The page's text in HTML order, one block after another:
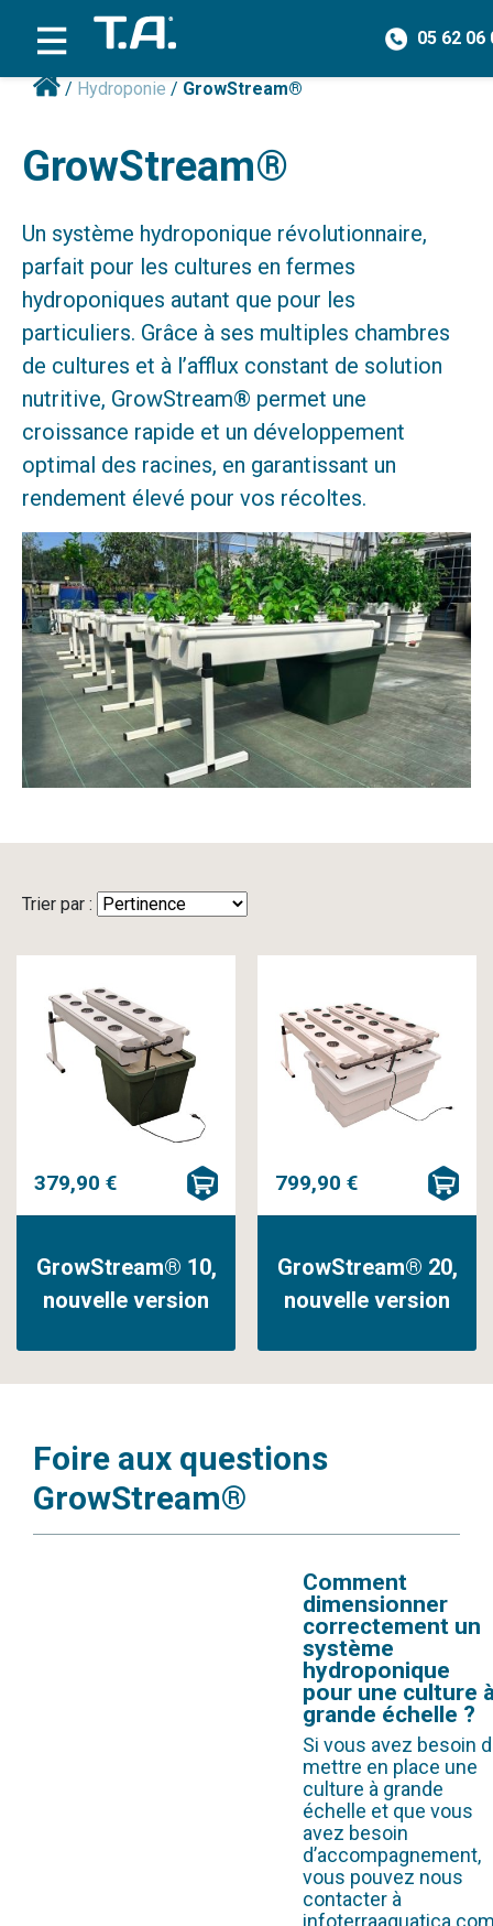
05 62 06
/ Hydroponie / GrowStream®
GrowStream®
Un système hydroponique révolutionnaire,
parfait pour les cultures en fermes
hydroponiques autant que pour les
particuliers. Grâce à ses multiples chambres
de cultures et à l’afflux constant de solution
nutritive, GrowStream® permet une
croissance rapide et un développement
optimal des racines, en garantissant un
rendement élevé pour vos récoltes.
Trier par :
379,90 €
GrowStream® 10,
nouvelle version
799,90 €
GrowStream® 20,
nouvelle version
Foire aux questions
GrowStream®
Comment
dimensionner
correctement un
système
hydroponique
pour une culture
grande échelle ?
Si vous avez besoin
mettre en place une
culture à grande
échelle et que vous
avez besoin
d’accompagnement,
vous pouvez nous
contacter à